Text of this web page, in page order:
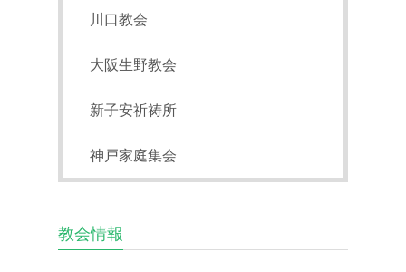
川口教会
大阪生野教会
新子安祈祷所
神戸家庭集会
教会情報